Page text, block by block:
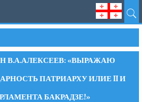
В.А.АЛЕКСЕЕВ: «ВЫРАЖАЮ
ПАТРИАРХУ ИЛИЕ II И
БАКРАДЗЕ!»